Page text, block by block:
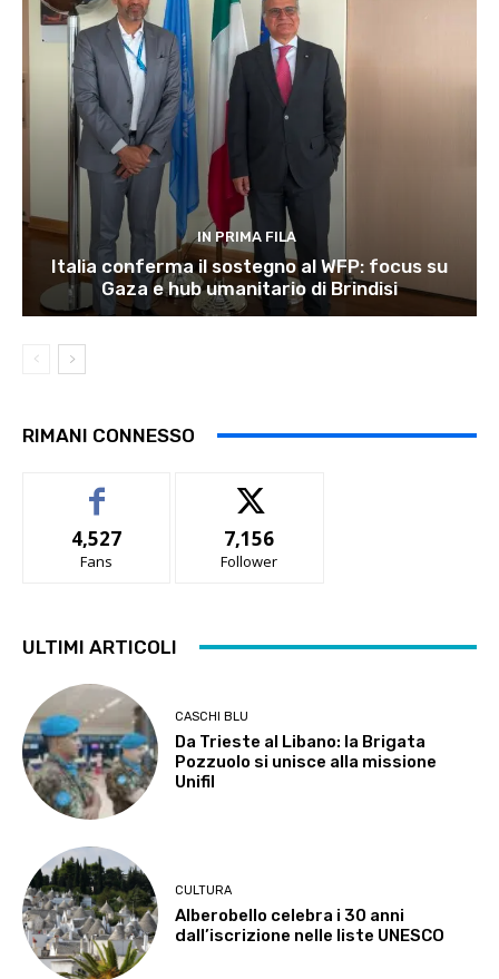
IN PRIMA FILA
Italia conferma il sostegno al WFP: focus su
Gaza e hub umanitario di Brindisi
RIMANI CONNESSO
4,527
Fans
7,156
Follower
ULTIMI ARTICOLI
CASCHI BLU
Da Trieste al Libano: la Brigata
Pozzuolo si unisce alla missione
Unifil
CULTURA
Alberobello celebra i 30 anni
dall’iscrizione nelle liste UNESCO